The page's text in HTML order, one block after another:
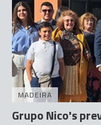
MADEIRA
Grupo Nico's